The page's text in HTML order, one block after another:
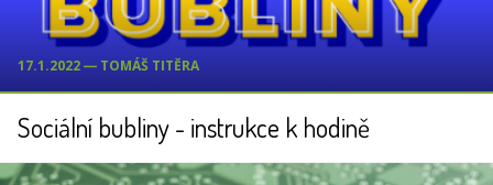
17.1.2022 ― TOMÁŠ TITĚRA
Sociální bubliny - instrukce k hodině